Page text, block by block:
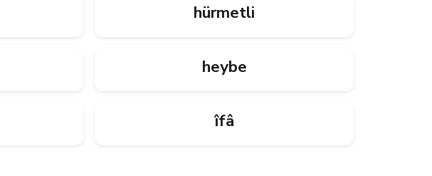
hürmetli
heybe
îfâ